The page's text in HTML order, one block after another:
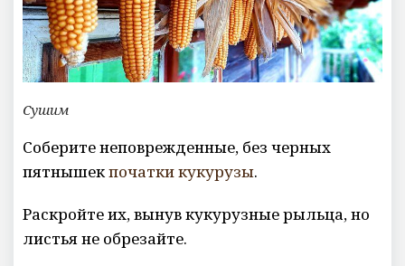
Сушим
Соберите неповрежденные, без черных
пятнышекпочатки кукурузы.
Раскройте их, вынув кукурузные рыльца, но
листья не обрезайте.